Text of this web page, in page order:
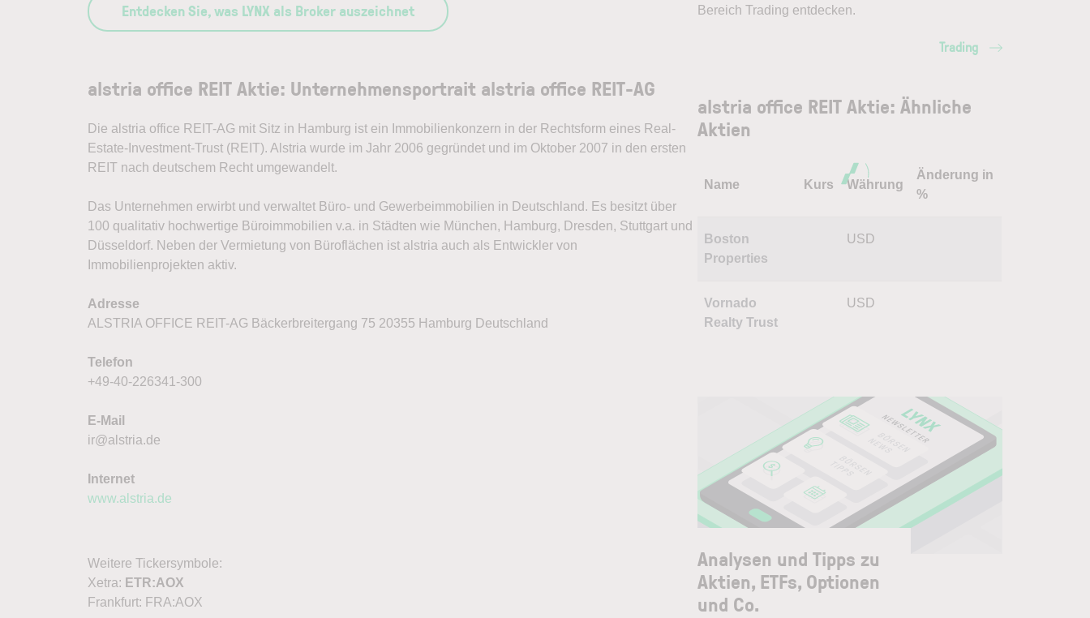
Entdecken Sie, was LYNX als Broker auszeichnet
alstria office REIT Aktie: Unternehmensportrait alstria office REIT-AG
Die alstria office REIT-AG mit Sitz in Hamburg ist ein Immobilienkonzern in der Rechtsform eines Real-
Estate-Investment-Trust (REIT). Alstria wurde im Jahr 2006 gegründet und im Oktober 2007 in den ersten
REIT nach deutschem Recht umgewandelt.
Das Unternehmen erwirbt und verwaltet Büro- und Gewerbeimmobilien in Deutschland. Es besitzt über
100 qualitativ hochwertige Büroimmobilien v.a. in Städten wie München, Hamburg, Dresden, Stuttgart und
Düsseldorf. Neben der Vermietung von Büroflächen ist alstria auch als Entwickler von
Immobilienprojekten aktiv.
Adresse
ALSTRIA OFFICE REIT-AG Bäckerbreitergang 75 20355 Hamburg Deutschland
Telefon
+49-40-226341-300
E-Mail
ir@alstria.de
Internet
www.alstria.de
Weitere Tickersymbole:
Xetra: ETR:AOX
Frankfurt: FRA:AOX
Bereich Trading entdecken.
Trading
alstria office REIT Aktie: Ähnliche
Aktien
Name Kurs Währung
Änderung in
%
Boston
Properties
USD
Vornado
Realty Trust
USD
Analysen und Tipps zu
Aktien, ETFs, Optionen
und Co.